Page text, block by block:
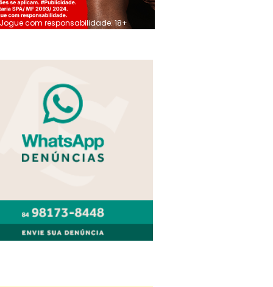
Jogue com responsabilidade. 18+